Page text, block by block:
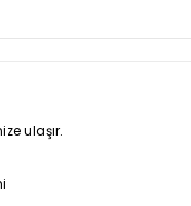
ulaşır.